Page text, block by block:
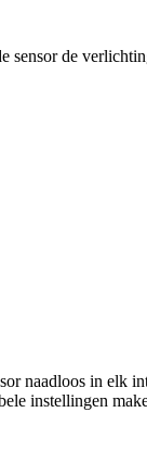
de
naadloos in elk
instellingen